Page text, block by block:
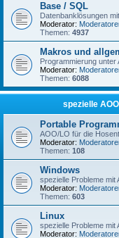
Base / SQL
Datenbanklösungen
Moderator:
Themen: 4937
Makros und
Programmierung
Moderator:
Themen: 6088
spezielle
Portable
AOO/LO für die
Moderator:
Themen: 108
Windows
spezielle Probleme mit
Moderator:
Themen: 603
Linux
spezielle Probleme mit
Moderator: